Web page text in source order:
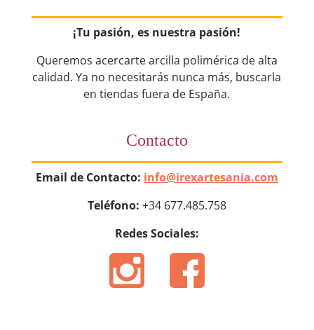
¡Tu pasión, es nuestra pasión!
Queremos acercarte arcilla polimérica de alta
calidad. Ya no necesitarás nunca más, buscarla
en tiendas fuera de España.
Contacto
Email de Contacto: info@irexartesania.com
Teléfono: +34 677.485.758
Redes Sociales: